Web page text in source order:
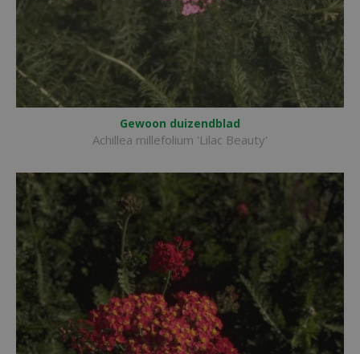
Gewoon duizendblad
Achillea millefolium 'Lilac Beauty'